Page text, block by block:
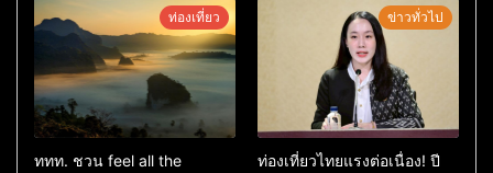
หลังผู้ร่วมกิจกรรมร่วมโหวต
ชนะกว่า 10,000 คะแนน
ยกระดับเศรษฐกิจดิจิทัลอีสาน
ท่องเที่ยว
ททท. ชวน feel all the
ข่าวทั่วไป
ท่องเที่ยวไทยแรงต่อเนื่อง! ปี